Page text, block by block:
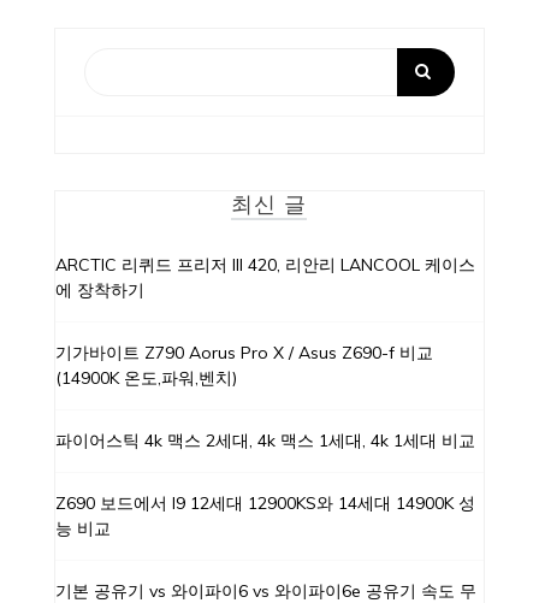
최신 글
ARCTIC 리퀴드 프리저 III 420, 리안리 LANCOOL 케이스
에 장착하기
기가바이트 Z790 Aorus Pro X / Asus Z690-f 비교
(14900K 온도,파워,벤치)
파이어스틱 4k 맥스 2세대, 4k 맥스 1세대, 4k 1세대 비교
Z690 보드에서 I9 12세대 12900KS와 14세대 14900K 성
능 비교
기본 공유기 vs 와이파이6 vs 와이파이6e 공유기 속도 무